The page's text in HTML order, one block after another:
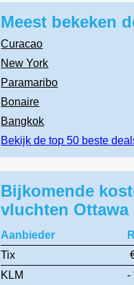
Meest bekeken
Curacao
New York
Paramaribo
Bonaire
Bangkok
Bekijk de top 50 beste
Bijkomende
vluchten Ottawa
Aanbieder
Tix
KLM
-